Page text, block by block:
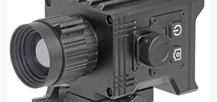
Тюнинг оружия и ЗИП
Обувь
Тактическое снаряжение
Высокоточная стрельба
Спортивная стрельба